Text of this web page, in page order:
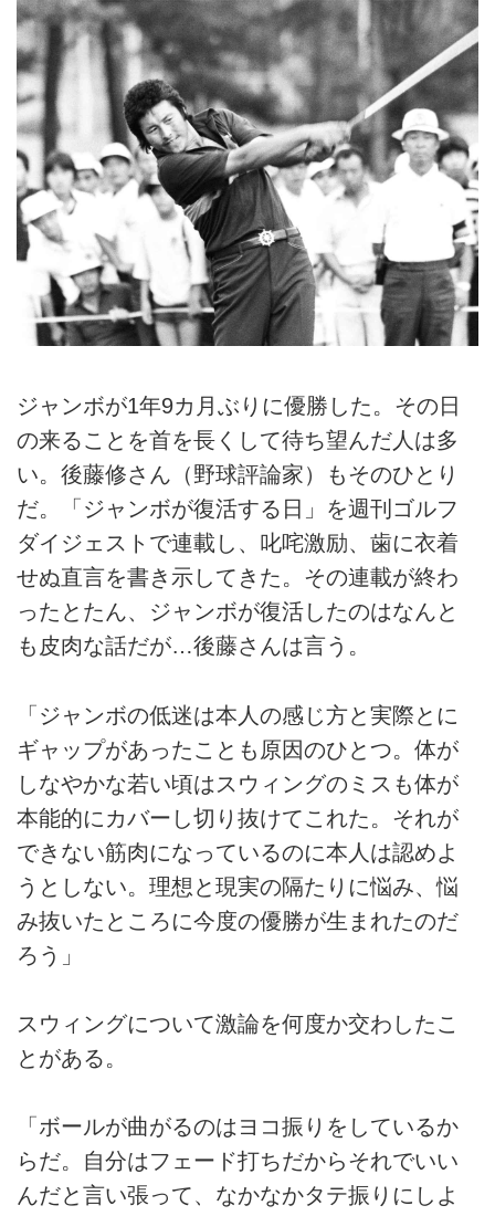
ジャンボが1年9カ月ぶりに優勝した。その日
の来ることを首を長くして待ち望んだ人は多
い。後藤修さん（野球評論家）もそのひとり
だ。「ジャンボが復活する日」を週刊ゴルフ
ダイジェストで連載し、叱咤激励、歯に衣着
せぬ直言を書き示してきた。その連載が終わ
ったとたん、ジャンボが復活したのはなんと
も皮肉な話だが…後藤さんは言う。
「ジャンボの低迷は本人の感じ方と実際とに
ギャップがあったことも原因のひとつ。体が
しなやかな若い頃はスウィングのミスも体が
本能的にカバーし切り抜けてこれた。それが
できない筋肉になっているのに本人は認めよ
うとしない。理想と現実の隔たりに悩み、悩
み抜いたところに今度の優勝が生まれたのだ
ろう」
スウィングについて激論を何度か交わしたこ
とがある。
「ボールが曲がるのはヨコ振りをしているか
らだ。自分はフェード打ちだからそれでいい
んだと言い張って、なかなかタテ振りにしよ